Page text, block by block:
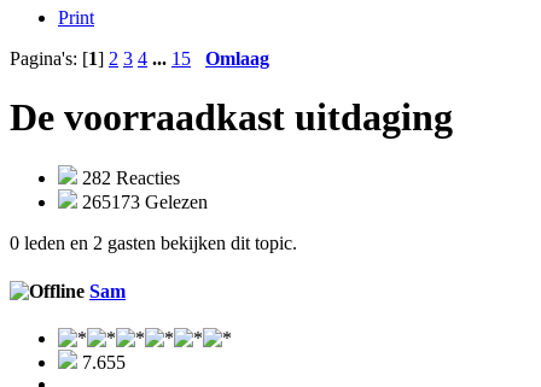
Print
Pagina's: [1] 2 3 4 ... 15 Omlaag
De voorraadkast uitdaging
282 Reacties
265173 Gelezen
0 leden en 2 gasten bekijken dit topic.
Sam
7.655